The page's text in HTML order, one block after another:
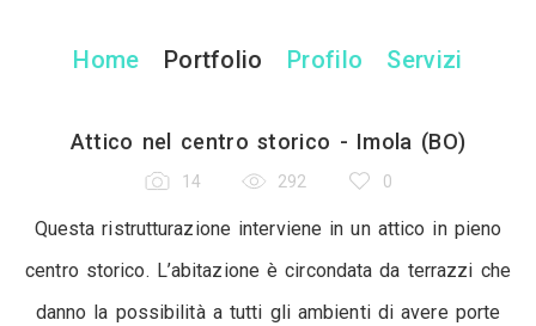
Home Portfolio Profilo Servizi
Attico nel centro storico - Imola (BO)
14 292 0
Questa ristrutturazione interviene in un attico in pieno
centro storico. L’abitazione è circondata da terrazzi che
danno la possibilità a tutti gli ambienti di avere porte